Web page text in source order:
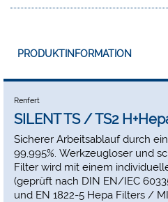
PRODUKTINFORMATION
Renfert
SILENT TS / TS2
Sicherer Arbeitsablauf durch
99,995%. Werkzeugloser und
Filter wird mit einem
(geprüft nach DIN EN/IEC
und EN 1822-5 Hepa Filters /